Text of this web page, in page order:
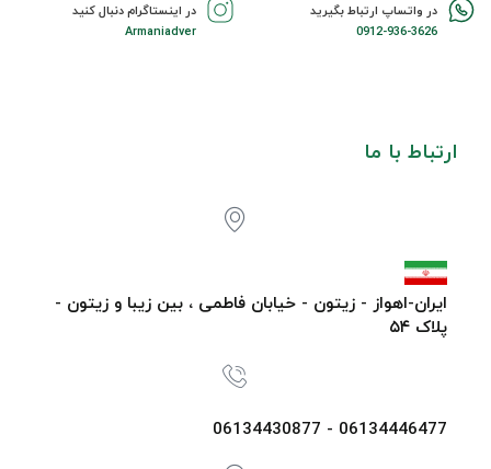
در واتساپ ارتباط بگیرید
0912-936-3626
در اینستاگرام دنبال کنید
Armaniadver
ارتباط با ما
ایران-اهواز - زیتون - خیابان فاطمی ، بین زیبا و زیتون -
پلاک ۵۴
06134446477 - 06134430877